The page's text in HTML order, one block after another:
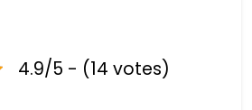
4.9/5 - (14 votes)